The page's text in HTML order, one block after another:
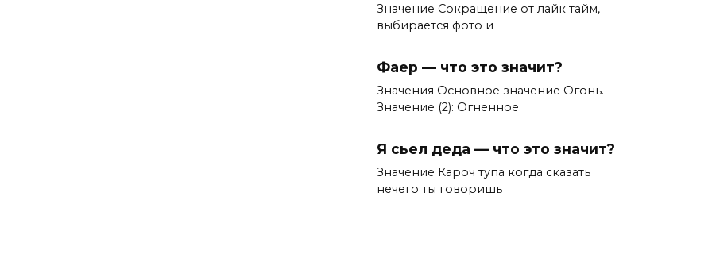
Значение Сокращение от лайк тайм,
выбирается фото и
Фаер — что это значит?
Значения Основное значение Огонь.
Значение (2): Огненное
Я сьел деда — что это значит?
Значение Кароч тупа когда сказать
нечего ты говоришь